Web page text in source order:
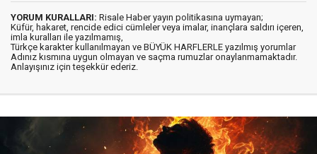
YORUM KURALLARI: Risale Haber yayın politikasına uymayan;
Küfür, hakaret, rencide edici cümleler veya imalar, inançlara saldırı içeren,
imla kuralları ile yazılmamış,
Türkçe karakter kullanılmayan ve BÜYÜK HARFLERLE yazılmış yorumlar
Adınız kısmına uygun olmayan ve saçma rumuzlar onaylanmamaktadır.
Anlayışınız için teşekkür ederiz.